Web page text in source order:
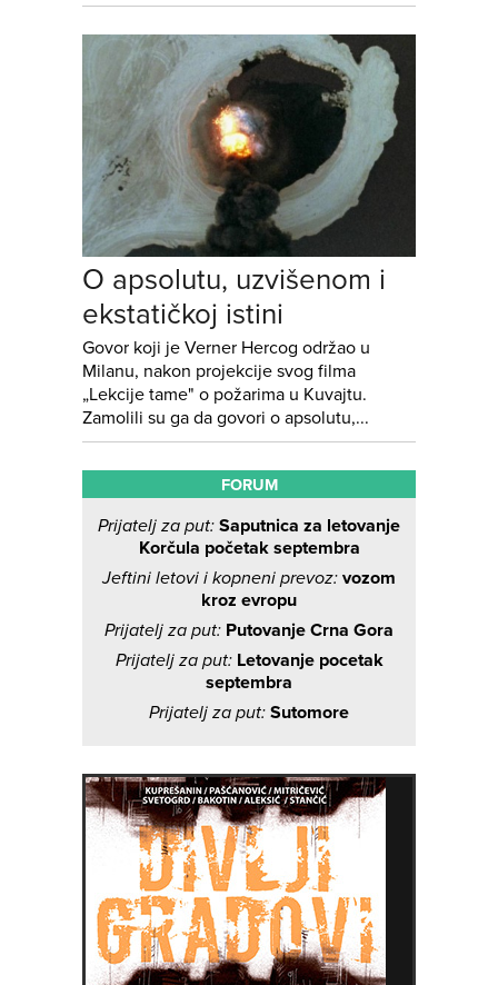
O apsolutu, uzvišenom i
ekstatičkoj istini
Govor koji je Verner Hercog održao u
Milanu, nakon projekcije svog filma
„Lekcije tame" o požarima u Kuvajtu.
Zamolili su ga da govori o apsolutu,...
FORUM
Prijatelj za put: Saputnica za letovanje
Korčula početak septembra
Jeftini letovi i kopneni prevoz: vozom
kroz evropu
Prijatelj za put: Putovanje Crna Gora
Prijatelj za put: Letovanje pocetak
septembra
Prijatelj za put: Sutomore